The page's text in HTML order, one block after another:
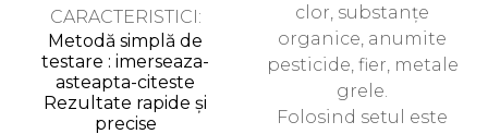
CARACTERISTICI:
Metodă simplă de
testare : imerseaza-
asteapta-citeste
Rezultate rapide și
precise
clor, substanțe
organice, anumite
pesticide, fier, metale
grele.
Folosind setul este